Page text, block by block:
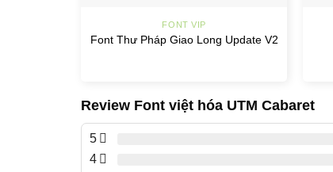
FONT VIP
Font Thư Pháp Giao Long Update V2
Review Font việt hóa UTM Cabaret
5
4